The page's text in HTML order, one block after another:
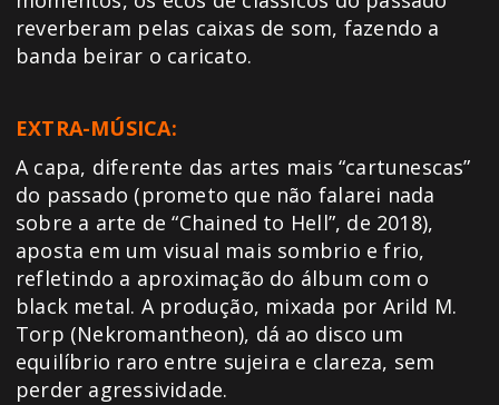
reverberam pelas caixas de som, fazendo a
banda beirar o caricato.
EXTRA-MÚSICA:
A capa, diferente das artes mais “cartunescas”
do passado (prometo que não falarei nada
sobre a arte de “Chained to Hell”, de 2018),
aposta em um visual mais sombrio e frio,
refletindo a aproximação do álbum com o
black metal. A produção, mixada por Arild M.
Torp (Nekromantheon), dá ao disco um
equilíbrio raro entre sujeira e clareza, sem
perder agressividade.